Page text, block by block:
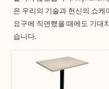
은 우리의 기술과 헌신의 쇼
요구에 직면했을 때에도 기대
습니다.